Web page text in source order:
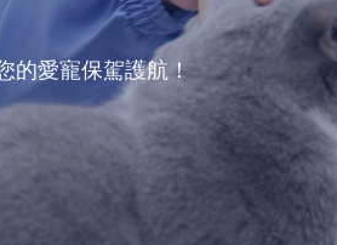
的愛寵保駕護航！